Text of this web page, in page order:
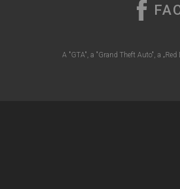
A "GTA", a "Grand Theft Auto", a